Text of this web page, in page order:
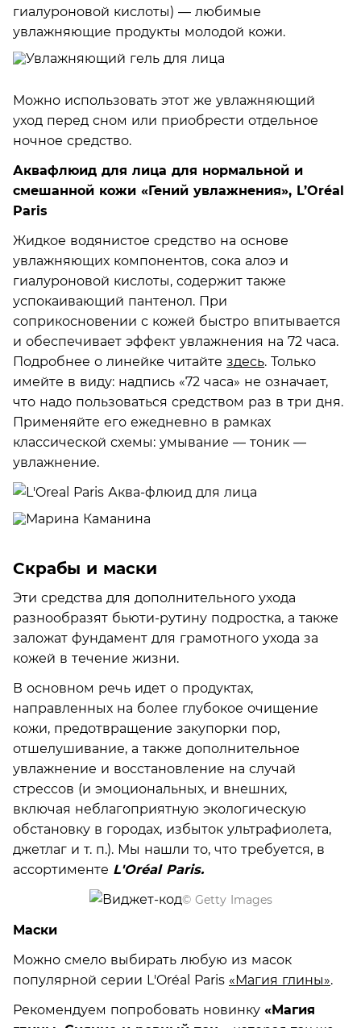
гиалуроновой кислоты) ­— любимые
увлажняющие продукты молодой кожи.
Можно использовать этот же увлажняющий
уход перед сном или приобрести отдельное
ночное средство.
Аквафлюид для лица для нормальной и
смешанной кожи «Гений увлажнения», L’Oréal
Paris
Жидкое водянистое средство на основе
увлажняющих компонентов, сока алоэ и
гиалуроновой кислоты, содержит также
успокаивающий пантенол. При
соприкосновении с кожей быстро впитывается
и обеспечивает эффект увлажнения на 72 часа.
Подробнее о линейке читайте здесь. Только
имейте в виду: надпись «72 часа» не означает,
что надо пользоваться средством раз в три дня.
Применяйте его ежедневно в рамках
классической схемы: умывание — тоник —
увлажнение.
Скрабы и маски
Эти средства для дополнительного ухода
разнообразят бьюти-рутину подростка, а также
заложат фундамент для грамотного ухода за
кожей в течение жизни.
В основном речь идет о продуктах,
направленных на более глубокое очищение
кожи, предотвращение закупорки пор,
отшелушивание, а также дополнительное
увлажнение и восстановление на случай
стрессов (и эмоциональных, и внешних,
включая неблагоприятную экологическую
обстановку в городах, избыток ультрафиолета,
джетлаг и т. п.). Мы нашли то, что требуется, в
ассортименте L'Oréal Paris.
© Getty Images
Маски
Можно смело выбирать любую из масок
популярной серии L'Oréal Paris «Магия глины».
Рекомендуем попробовать новинку «Магия